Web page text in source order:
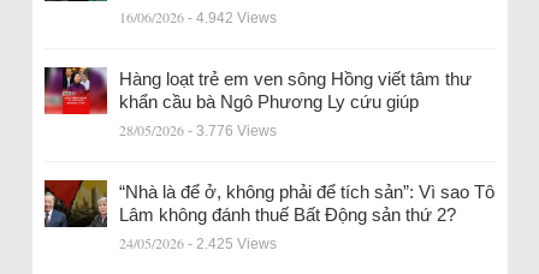
16/06/2026 - 4.942 Views
Hàng loạt trẻ em ven sông Hồng viết tâm thư
khẩn cầu bà Ngô Phương Ly cứu giúp
28/05/2026 - 3.776 Views
“Nhà là để ở, không phải để tích sản”: Vì sao Tô
Lâm không đánh thuế Bất Động sản thứ 2?
24/05/2026 - 2.425 Views